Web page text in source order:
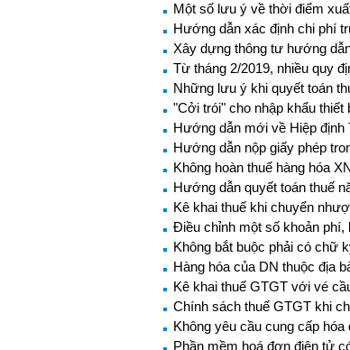
Một số lưu ý về thời điểm
Hướng dẫn xác định chi phí
Xây dựng thông tư hướng
Từ tháng 2/2019, nhiều quy
Những lưu ý khi quyết toán
"Cởi trói" cho nhập khẩu thiết
Hướng dẫn mới về Hiệp
Hướng dẫn nộp giấy phép
Không hoàn thuế hàng hóa
Hướng dẫn quyết toán thuế
Kê khai thuế khi chuyển
Điều chỉnh một số khoản phí,
Không bắt buộc phải có chữ
Hàng hóa của DN thuộc địa
Kê khai thuế GTGT với vé
Chính sách thuế GTGT khi
Không yêu cầu cung cấp
Phần mềm hoá đơn điện tử